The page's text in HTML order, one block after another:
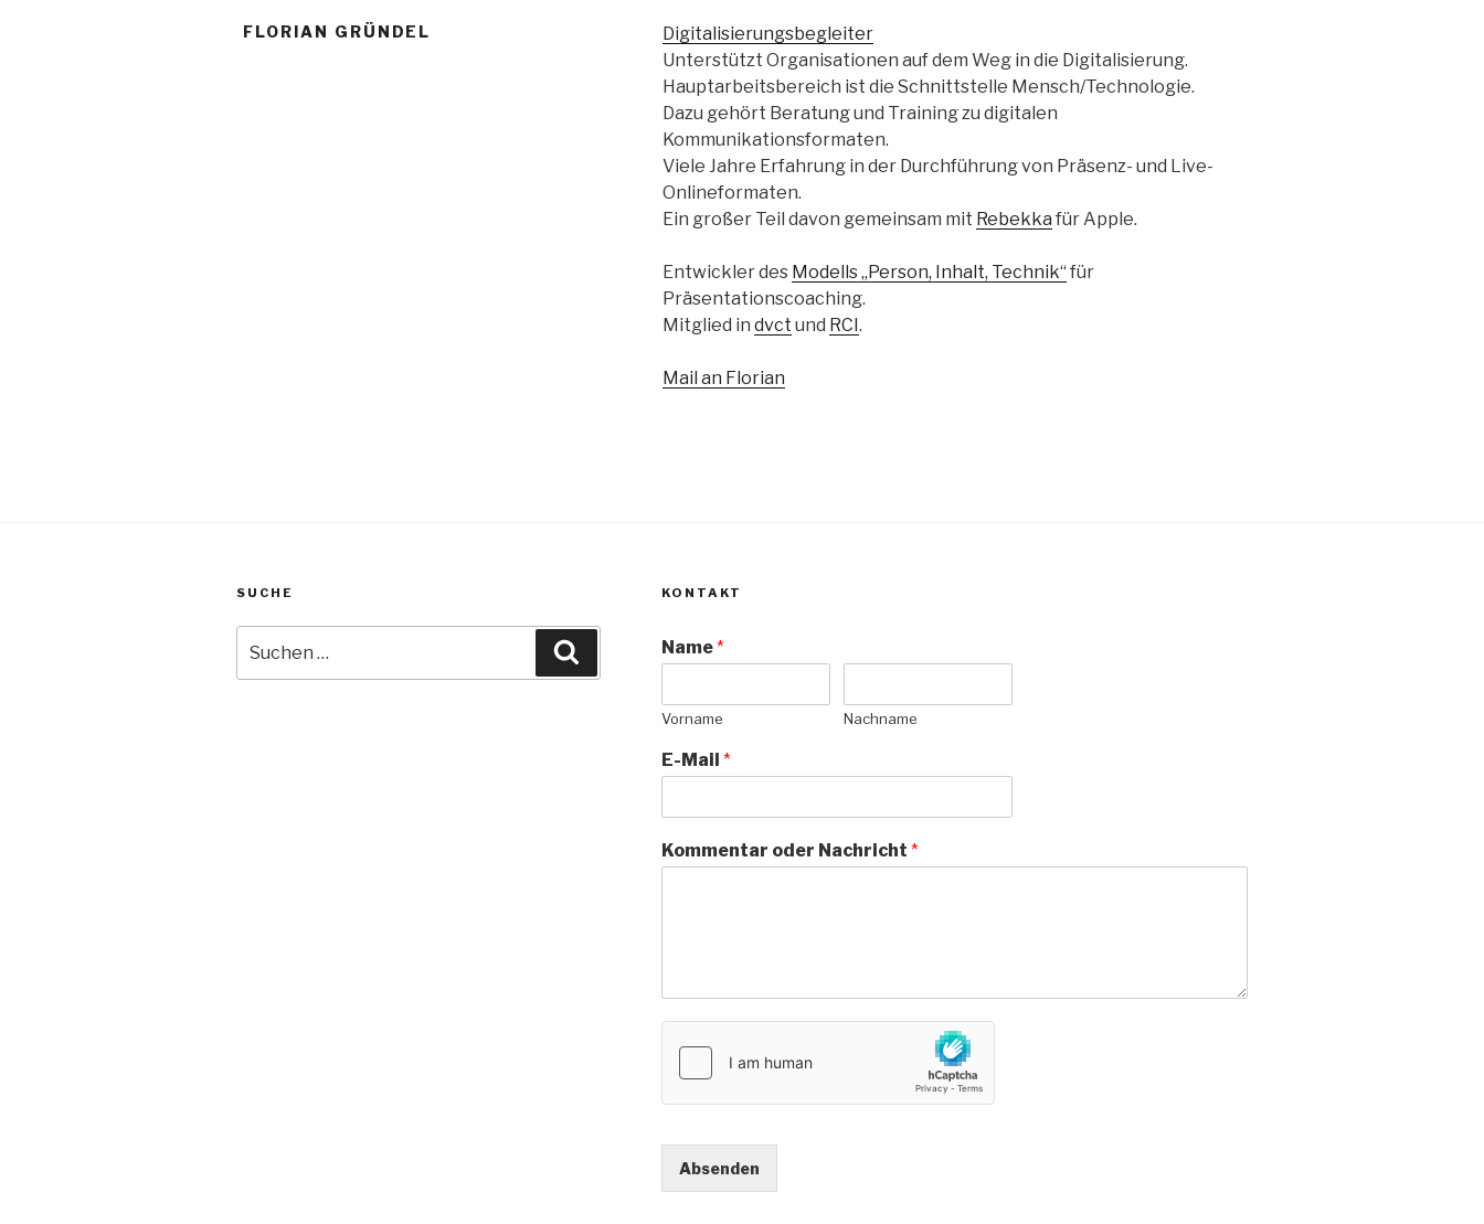
FLORIAN GRÜNDEL
Digitalisierungsbegleiter
Unterstützt Organisationen auf dem Weg in die Digitalisierung.
Hauptarbeitsbereich ist die Schnittstelle Mensch/Technologie.
Dazu gehört Beratung und Training zu digitalen
Kommunikationsformaten.
Viele Jahre Erfahrung in der Durchführung von Präsenz- und Live-
Onlineformaten.
Ein großer Teil davon gemeinsam mit Rebekka für Apple.
Entwickler des Modells „Person, Inhalt, Technik“für
Präsentationscoaching.
Mitglied in dvct und RCI .
Mail an Florian
SUCHE
nach:
KONTAKT
Name*
Vorname Nachname
E-Mail *
Kommentar oder Nachricht *
Absenden